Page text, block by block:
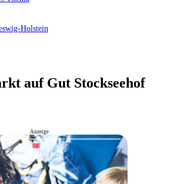
Holstein
auf Gut Stockseehof
Anzeige